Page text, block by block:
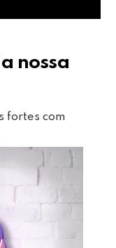
nossa
fortes com